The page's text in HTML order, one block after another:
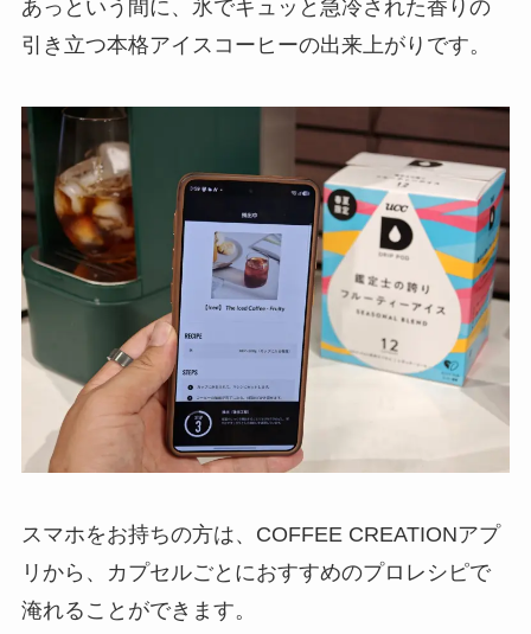
あっという間に、氷でキュッと急冷された香りの
引き立つ本格アイスコーヒーの出来上がりです。
スマホをお持ちの方は、COFFEE CREATIONアプ
リから、カプセルごとにおすすめのプロレシピで
淹れることができます。